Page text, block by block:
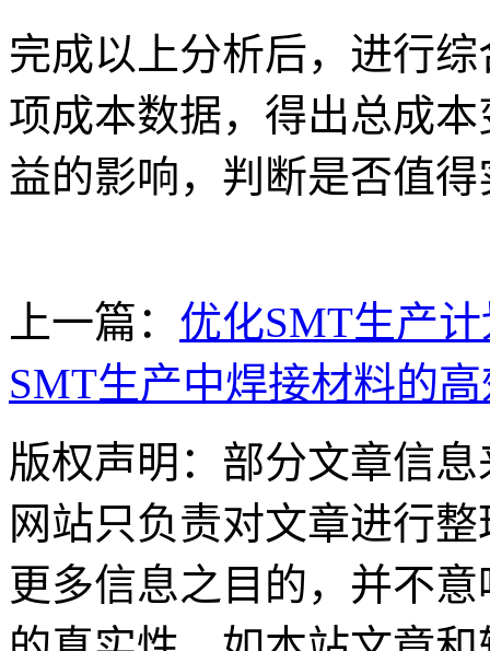
完成以上分析后，进行
项成本数据，得出总成
益的影响，判断是否值得
上一篇： 优化SMT生产
SMT生产中焊接材料的
版权声明：部分文章信
网站只负责对文章进行
更多信息之目的，并不